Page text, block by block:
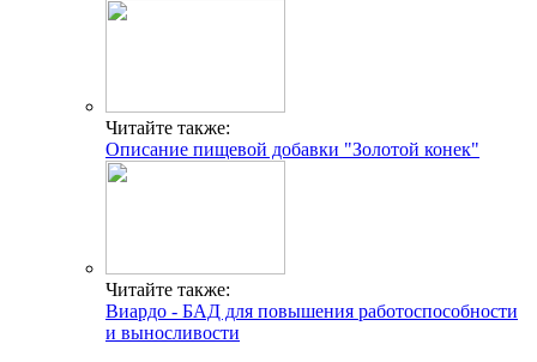
Читайте также:
Описание пищевой добавки "Золотой конек"
Читайте также:
Виардо - БАД для повышения работоспособности
и выносливости